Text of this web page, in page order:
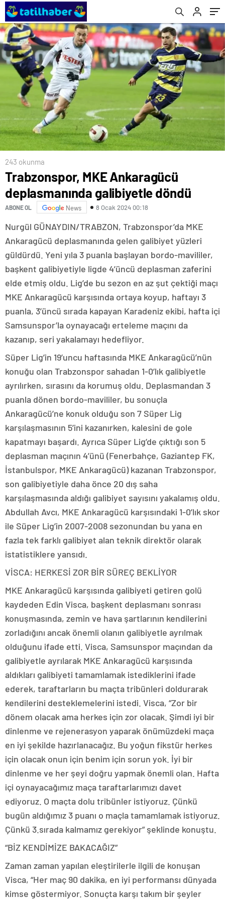
243 okunma
Trabzonspor, MKE Ankaragücü
deplasmanında galibiyetle döndü
ABONE OL News 8 Ocak 2024 00:18
Nurgül GÜNAYDIN/TRABZON, Trabzonspor’da MKE
Ankaragücü deplasmanında gelen galibiyet yüzleri
güldürdü. Yeni yıla 3 puanla başlayan bordo-mavililer,
başkent galibiyetiyle ligde 4’üncü deplasman zaferini
elde etmiş oldu. Lig’de bu sezon en az şut çektiği maçı
MKE Ankaragücü karşısında ortaya koyup, haftayı 3
puanla, 3’üncü sırada kapayan Karadeniz ekibi, hafta içi
Samsunspor’la oynayacağı erteleme maçını da
kazanıp, seri yakalamayı hedefliyor.
Süper Lig’in 19’uncu haftasında MKE Ankaragücü’nün
konuğu olan Trabzonspor sahadan 1-0’lık galibiyetle
ayrılırken, sırasını da korumuş oldu. Deplasmandan 3
puanla dönen bordo-mavililer, bu sonuçla
Ankaragücü’ne konuk olduğu son 7 Süper Lig
karşılaşmasının 5’ini kazanırken, kalesini de gole
kapatmayı başardı. Ayrıca Süper Lig’de çıktığı son 5
deplasman maçının 4’ünü (Fenerbahçe, Gaziantep FK,
İstanbulspor, MKE Ankaragücü) kazanan Trabzonspor,
son galibiyetiyle daha önce 20 dış saha
karşılaşmasında aldığı galibiyet sayısını yakalamış oldu.
Abdullah Avcı, MKE Ankaragücü karşısındaki 1-0’lık skor
ile Süper Lig’in 2007-2008 sezonundan bu yana en
fazla tek farklı galibiyet alan teknik direktör olarak
istatistiklere yansıdı.
VİSCA: HERKESİ ZOR BİR SÜREÇ BEKLİYOR
MKE Ankaragücü karşısında galibiyeti getiren golü
kaydeden Edin Visca, başkent deplasmanı sonrası
konuşmasında, zemin ve hava şartlarının kendilerini
zorladığını ancak önemli olanın galibiyetle ayrılmak
olduğunu ifade etti. Visca, Samsunspor maçından da
galibiyetle ayrılarak MKE Ankaragücü karşısında
aldıkları galibiyeti tamamlamak istediklerini ifade
ederek, taraftarların bu maçta tribünleri doldurarak
kendilerini desteklemelerini istedi. Visca, “Zor bir
dönem olacak ama herkes için zor olacak. Şimdi iyi bir
dinlenme ve rejenerasyon yaparak önümüzdeki maça
en iyi şekilde hazırlanacağız. Bu yoğun fikstür herkes
için olacak onun için benim için sorun yok. İyi bir
dinlenme ve her şeyi doğru yapmak önemli olan. Hafta
içi oynayacağımız maça taraftarlarımızı davet
ediyoruz. O maçta dolu tribünler istiyoruz. Çünkü
bugün aldığımız 3 puanı o maçla tamamlamak istiyoruz.
Çünkü 3.sırada kalmamız gerekiyor” şeklinde konuştu.
“BİZ KENDİMİZE BAKACAĞIZ”
Zaman zaman yapılan eleştirilerle ilgili de konuşan
Visca, “Her maç 90 dakika, en iyi performansı dünyada
kimse göstermiyor. Sonuçta karşı takım bir şeyler